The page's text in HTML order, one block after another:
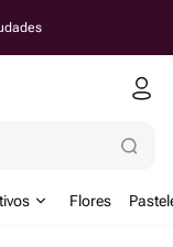
Flores